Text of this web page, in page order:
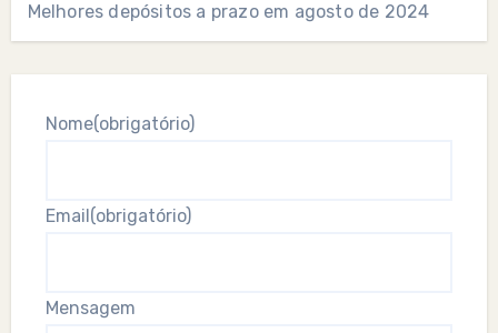
Melhores depósitos a prazo em agosto de 2024
Nome(obrigatório)
Email (obrigatório)
Mensagem